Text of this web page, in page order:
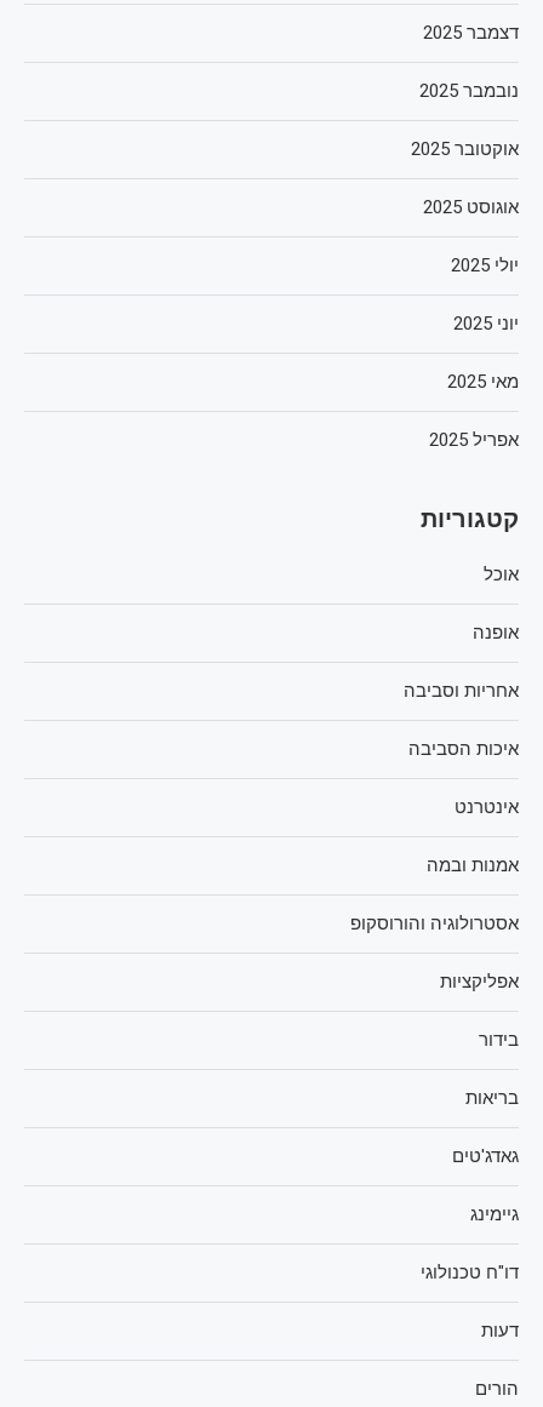
דצמבר 2025
נובמבר 2025
אוקטובר 2025
אוגוסט 2025
יולי 2025
יוני 2025
מאי 2025
אפריל 2025
קטגוריות
אוכל
אופנה
אחריות וסביבה
איכות הסביבה
אינטרנט
אמנות ובמה
אסטרולוגיה והורוסקופ
אפליקציות
בידור
בריאות
גאדג'טים
גיימינג
דו"ח טכנולוגי
דעות
הורים